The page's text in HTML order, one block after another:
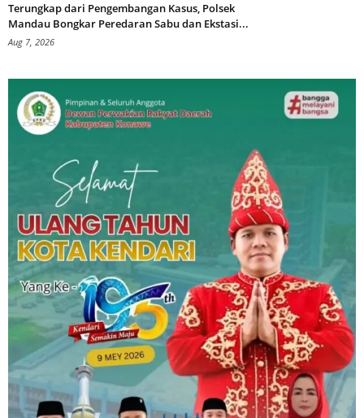
Terungkap dari Pengembangan Kasus, Polsek
Mandau Bongkar Peredaran Sabu dan Ekstasi...
Aug 7, 2026